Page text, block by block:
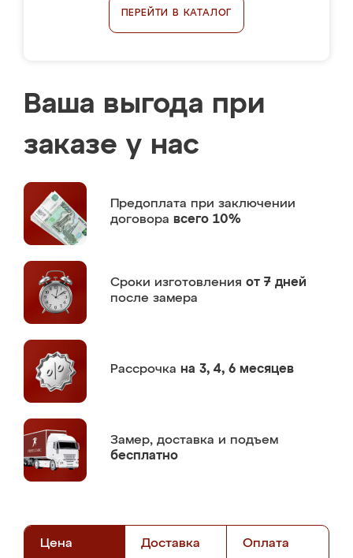
ПЕРЕЙТИ В КАТАЛОГ
Ваша выгода при
заказе у нас
Предоплата при заключении
договора всего 10%
Сроки изготовления от 7 дней
после замера
Рассрочка на 3, 4, 6 месяцев
Замер, доставка и подъем
бесплатно
Цена Доставка Оплата